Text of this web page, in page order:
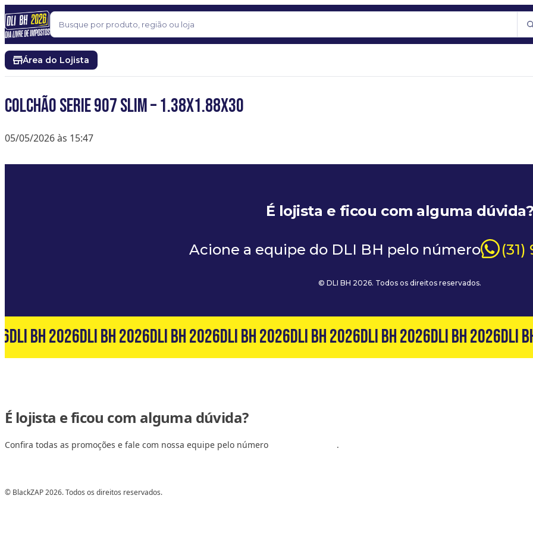
Pular para o conteúdo
Buscar
Área do Lojista
COLCHÃO SERIE 907 SLIM – 1.38X1.88X30
05/05/2026 às 15:47
É lojista e ficou com alguma dúvida?
Acione a equipe do DLI BH pelo número (31)
© DLI BH 2026. Todos os direitos reservados.
DLI BH 2026DLI BH 2026DLI BH 2026DLI BH 2026DLI BH 2026DLI BH 2026DLI BH 2026DLI
É lojista e ficou com alguma dúvida?
Confira todas as promoções e fale com nossa equipe pelo número .
© BlackZAP 2026. Todos os direitos reservados.